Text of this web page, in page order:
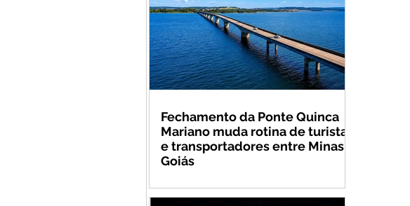
Fechamento da Ponte Quinca
Mariano muda rotina de turistas
e transportadores entre Minas e
Goiás